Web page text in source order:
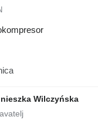
Wilczyńska